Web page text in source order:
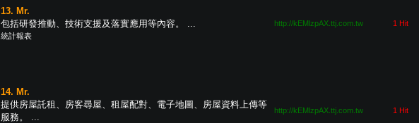
13. Mr.
包括研發推動、技術支援及落實應用等內容。 ...
統計報表
http://kEMlzpAX.ttj.com.tw 1 Hit
14. Mr.
提供房屋託租、房客尋屋、租屋配對、電子地圖、房屋資料上傳等
服務。 ...
http://kEMlzpAX.ttj.com.tw 1 Hit